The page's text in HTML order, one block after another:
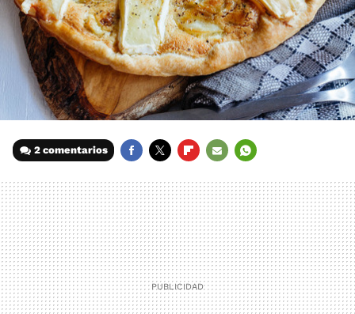
2 comentarios
MAIL